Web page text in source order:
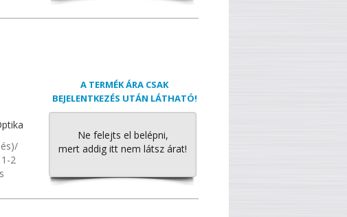
2
A TERMÉK ÁRA CSAK
BEJELENTKEZÉS UTÁN LÁTHATÓ!
Ne felejts el belépni,
mert addig itt nem látsz árat!